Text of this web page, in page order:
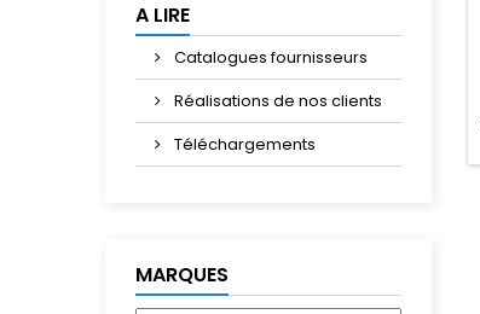
A LIRE
Catalogues fournisseurs
Réalisations de nos clients
Téléchargements
MARQUES